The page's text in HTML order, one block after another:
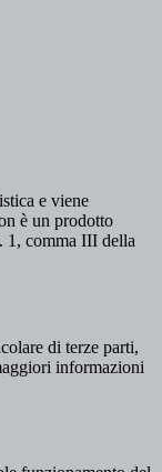
e viene
è un prodotto
1, comma III della
di terze parti,
informazioni